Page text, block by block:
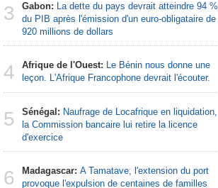
3 Gabon: La dette du pays devrait atteindre 94 %
du PIB après l'émission d'un euro-obligataire de
920 millions de dollars
4 Afrique de l'Ouest: Le Bénin nous donne une
leçon. L'Afrique Francophone devrait l'écouter.
5 Sénégal: Naufrage de Locafrique en liquidation,
la Commission bancaire lui retire la licence
d'exercice
6 Madagascar: A Tamatave, l'extension du port
provoque l'expulsion de centaines de familles